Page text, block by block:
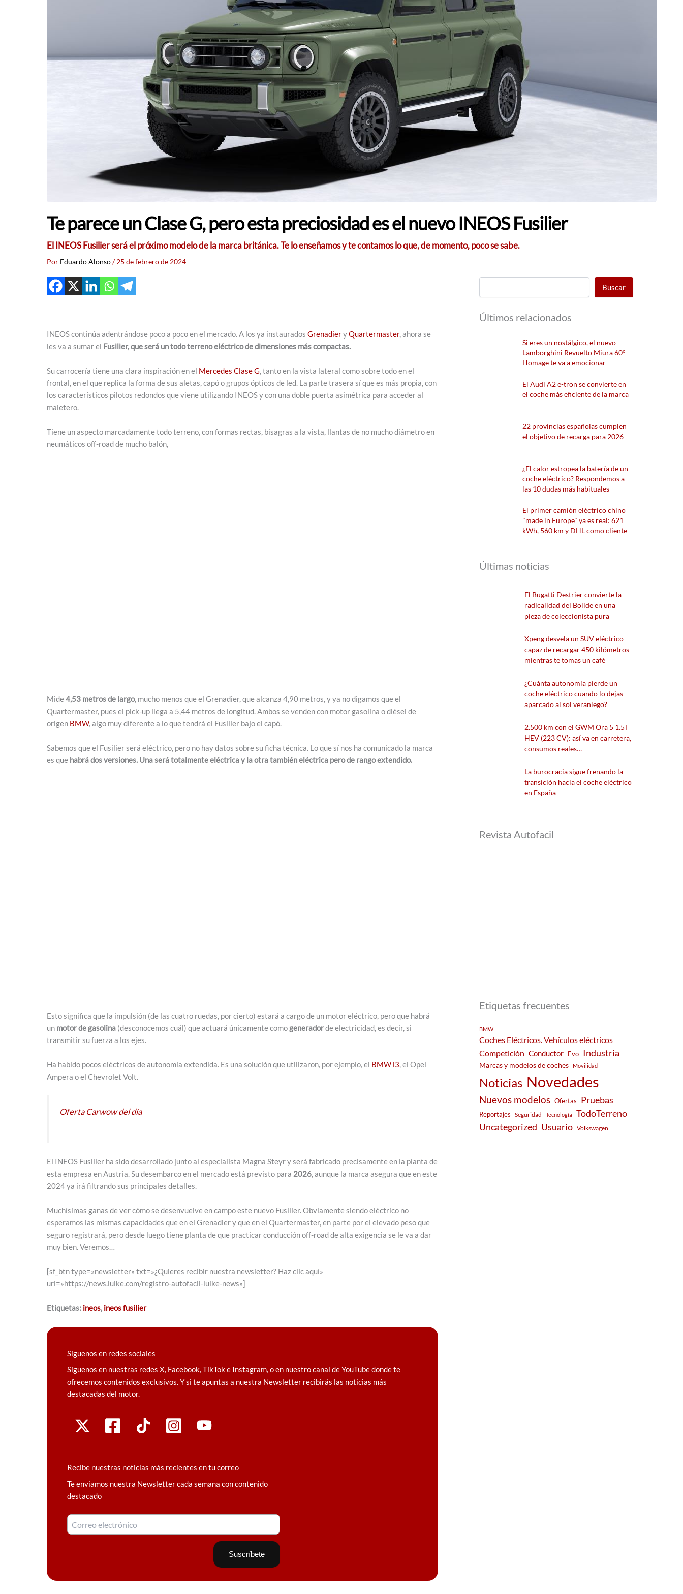
Te parece un Clase G, pero esta preciosidad es el nuevo INEOS Fusilier
El INEOS Fusilier será el próximo modelo de la marca británica. Te lo enseñamos y te contamos lo que, de momento, poco se sabe.
Por Eduardo Alonso/25 de febrero de 2024
INEOS continúa adentrándose poco a poco en el mercado. A los ya instaurados GrenadieryQuartermaster, ahora se
les va a sumar el Fusilier, que será un todo terreno eléctrico de dimensiones más compactas.
Su carrocería tiene una clara inspiración en el Mercedes Clase G, tanto en la vista lateral como sobre todo en el
frontal, en el que replica la forma de sus aletas, capó o grupos ópticos de led. La parte trasera sí que es más propia, con
los característicos pilotos redondos que viene utilizando INEOS y con una doble puerta asimétrica para acceder al
maletero.
Tiene un aspecto marcadamente todo terreno, con formas rectas, bisagras a la vista, llantas de no mucho diámetro en
neumáticos off-road de mucho balón,
Mide4,53 metros de largo, mucho menos que el Grenadier, que alcanza 4,90 metros, y ya no digamos que el
Quartermaster, pues el pick-up llega a 5,44 metros de longitud. Ambos se venden con motor gasolina o diésel de
origen BMW, algo muy diferente a lo que tendrá el Fusilier bajo el capó.
Sabemos que el Fusilier será eléctrico, pero no hay datos sobre su ficha técnica. Lo que sí nos ha comunicado la marca
es que habrá dos versiones. Una será totalmente eléctrica y la otra también eléctrica pero de rango extendido.
Esto significa que la impulsión (de las cuatro ruedas, por cierto) estará a cargo de un motor eléctrico, pero que habrá
un motor de gasolina (desconocemos cuál) que actuará únicamente comogeneradorde electricidad, es decir, si
transmitir su fuerza a los ejes.
Ha habido pocos eléctricos de autonomía extendida. Es una solución que utilizaron, por ejemplo, el BMW i3, el Opel
Ampera o el Chevrolet Volt.
Oferta Carwow del día
El INEOS Fusilier ha sido desarrollado junto al especialista Magna Steyr y será fabricado precisamente en la planta de
esta empresa en Austria. Su desembarco en el mercado está previsto para 2026 , aunque la marca asegura que en este
2024 ya irá filtrando sus principales detalles.
Muchísimas ganas de ver cómo se desenvuelve en campo este nuevo Fusilier. Obviamente siendo eléctrico no
esperamos las mismas capacidades que en el Grenadier y que en el Quartermaster, en parte por el elevado peso que
seguro registrará, pero desde luego tiene planta de que practicar conducción off-road de alta exigencia se le va a dar
muy bien. Veremos…
[sf_btn type=»newsletter» txt=»¿Quieres recibir nuestra newsletter? Haz clic aquí»
url=»https://news.luike.com/registro-autofacil-luike-news»]
Etiquetas: ineos, ineos fusilier
Síguenos en redes sociales
Síguenos en nuestras redes X, Facebook, TikTok e Instagram, o en nuestro canal de YouTube donde te
ofrecemos contenidos exclusivos. Y si te apuntas a nuestra Newsletter recibirás las noticias más
destacadas del motor.
Recibe nuestras noticias más recientes en tu correo
Te enviamos nuestra Newsletter cada semana con contenido
destacado
Buscar
Últimos relacionados
Si eres un nostálgico, el nuevo
Lamborghini Revuelto Miura 60°
Homage te va a emocionar
El Audi A2 e-tron se convierte en
el coche más eficiente de la marca
22 provincias españolas cumplen
el objetivo de recarga para 2026
¿El calor estropea la batería de un
coche eléctrico? Respondemos a
las 10 dudas más habituales
El primer camión eléctrico chino
"made in Europe" ya es real: 621
kWh, 560 km y DHL como cliente
Últimas noticias
El Bugatti Destrier convierte la
radicalidad del Bolide en una
pieza de coleccionista pura
Xpeng desvela un SUV eléctrico
capaz de recargar 450 kilómetros
mientras te tomas un café
¿Cuánta autonomía pierde un
coche eléctrico cuando lo dejas
aparcado al sol veraniego?
2.500 km con el GWM Ora 5 1.5T
HEV (223 CV): así va en carretera,
consumos reales…
La burocracia sigue frenando la
transición hacia el coche eléctrico
en España
Revista Autofacil
Etiquetas frecuentes
BMW
Coches Eléctricos. Vehículos eléctricos
Competición Conductor Evo Industria
Marcas y modelos de coches Movilidad
Noticias Novedades
Nuevos modelos Ofertas Pruebas
Reportajes Seguridad Tecnología
TodoTerreno
Uncategorized Usuario Volkswagen